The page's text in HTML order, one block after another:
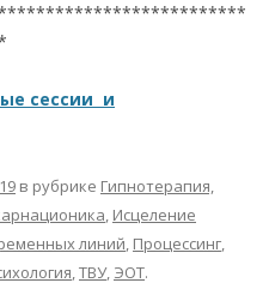
сессии и
в рубрике Гипнотерапия,
, Исцеление
линий, Процессинг,
,ТВУ, ЭОТ.